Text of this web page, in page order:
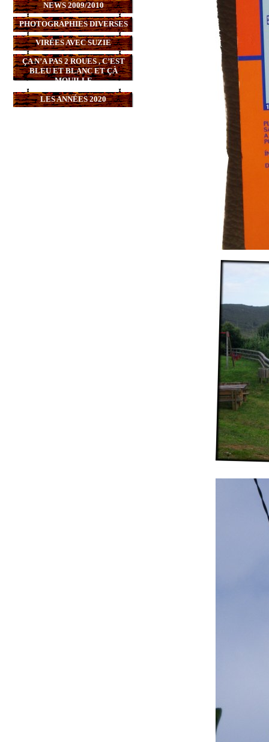
NEWS 2009/2010
PHOTOGRAPHIES DIVERSES
VIRÉES AVEC SUZIE
ÇA N’A PAS 2 ROUES , C’EST
BLEU ET BLANC ET ÇÀ
MOUILLE
LES ANNÉES 2020